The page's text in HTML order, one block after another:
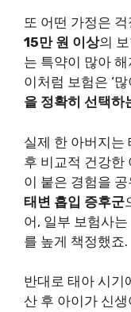
또 어떤 가정은
15만 원 이상의
는 특약이 많아
이처럼 보험은 ‘
을 정확히 선택하
실제 한 아버지는
후 비교적 건강한
이 붙은 경험을
태변 흡입 증후군
어, 일부 보험사
를 높게 책정했죠.
반대로 태아 시기
산 후 아이가 신